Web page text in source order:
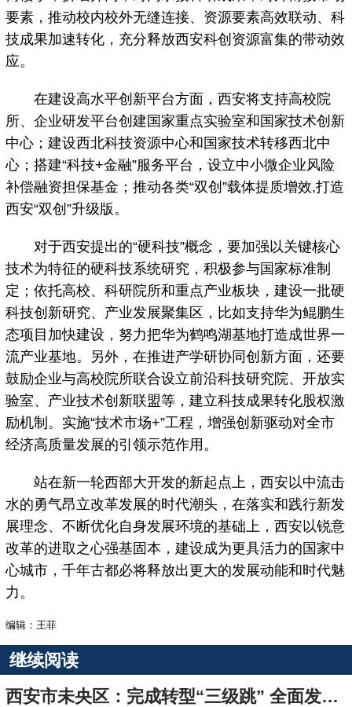
要素，推动校内校外无缝连接、资源要素高效联动、科
技成果加速转化，充分释放西安科创资源富集的带动效
应。
在建设高水平创新平台方面，西安将支持高校院
所、企业研发平台创建国家重点实验室和国家技术创新
中心；建设西北科技资源中心和国家技术转移西北中
心；搭建“科技+金融”服务平台，设立中小微企业风险
补偿融资担保基金；推动各类“双创”载体提质增效,打造
西安“双创”升级版。
对于西安提出的“硬科技”概念，要加强以关键核心
技术为特征的硬科技系统研究，积极参与国家标准制
定；依托高校、科研院所和重点产业板块，建设一批硬
科技创新研究、产业发展聚集区，比如支持华为鲲鹏生
态项目加快建设，努力把华为鹤鸣湖基地打造成世界一
流产业基地。另外，在推进产学研协同创新方面，还要
鼓励企业与高校院所联合设立前沿科技研究院、开放实
验室、产业技术创新联盟等，建立科技成果转化股权激
励机制。实施“技术市场+”工程，增强创新驱动对全市
经济高质量发展的引领示范作用。
站在新一轮西部大开发的新起点上，西安以中流击
水的勇气昂立改革发展的时代潮头，在落实和践行新发
展理念、不断优化自身发展环境的基础上，西安以锐意
改革的进取之心强基固本，建设成为更具活力的国家中
心城市，千年古都必将释放出更大的发展动能和时代魅
力。
编辑：王菲
继续阅读
西安市未央区：完成转型“三级跳” 全面发力建设国家中心城市中心城区